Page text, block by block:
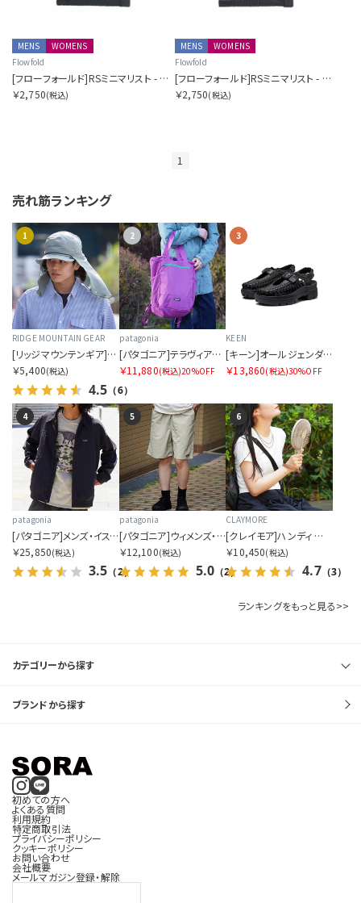
MENS
WOMENS
Flowfold
[フローフォールド]RSミニマリスト - カードホルダーウォレット
￥2,750(税込)
MENS
WOMENS
Flowfold
[フローフォールド]RSミニマリスト - カードホルダーウォレット
￥2,750(税込)
1
売れ筋ランキング
1
RIDGE MOUNTAIN GEAR
[リッジマウンテンギア]サンシェード 2026
￥5,400(税込)
4.5 （6）
2
patagonia
[パタゴニア]テラヴィア・トート・パック 24L
￥11,880(税込)20%OFF
3
KEEN
[キーン]オールジェンダー ユニーク PLT メリージェーン
￥13,860(税込)30%OFF
4
patagonia
[パタゴニア]メンズ・イスマス・アンラインド・ジャケット
￥25,850(税込)
3.5 （2）
5
patagonia
[パタゴニア]ウィメンズ・バギーズ・ロング
￥12,100(税込)
5.0 （2）
6
CLAYMORE
[クレイモア]ハンディ エー
￥10,450(税込)
4.7（3）
ランキングをもっと見る>>
カテゴリーから探す
ブランドから探す
初めての方へ
よくある質問
利用規約
特定商取引法
プライバシーポリシー
クッキーポリシー
お問い合わせ
会社概要
メールマガジン登録・解除